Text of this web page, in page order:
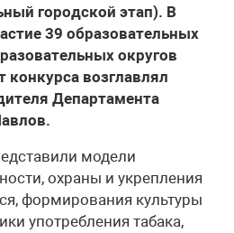
городской этап). В
39 образовательных
округов
возглавлял
Департамента
модели
охраны и укрепления
формирования культуры
употребления табака,